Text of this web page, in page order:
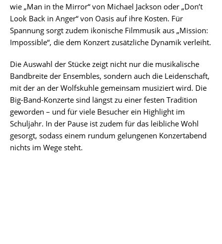
wie „Man in the Mirror“ von Michael Jackson oder „Don’t
Look Back in Anger“ von Oasis auf ihre Kosten. Für
Spannung sorgt zudem ikonische Filmmusik aus „Mission:
Impossible“, die dem Konzert zusätzliche Dynamik verleiht.
Die Auswahl der Stücke zeigt nicht nur die musikalische
Bandbreite der Ensembles, sondern auch die Leidenschaft,
mit der an der Wolfskuhle gemeinsam musiziert wird. Die
Big-Band-Konzerte sind längst zu einer festen Tradition
geworden – und für viele Besucher ein Highlight im
Schuljahr. In der Pause ist zudem für das leibliche Wohl
gesorgt, sodass einem rundum gelungenen Konzertabend
nichts im Wege steht.